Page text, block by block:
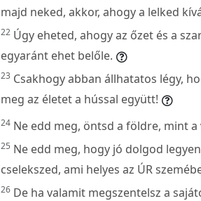
majd neked, akkor, ahogy a lelked
22 Úgy eheted, ahogy az őzet és a
egyaránt ehet belőle.
23 Csakhogy abban állhatatos légy,
meg az életet a hússal együtt!
24 Ne edd meg, öntsd a földre, mint a
25 Ne edd meg, hogy jó dolgod
cselekszed, ami helyes az ÚR
26 De ha valamit megszentelsz a